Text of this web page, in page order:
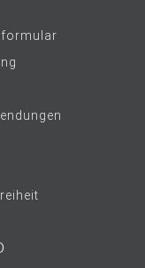
formular